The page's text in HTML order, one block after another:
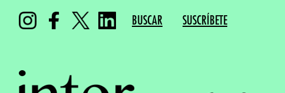
BUSCAR SUSCRÍBETE